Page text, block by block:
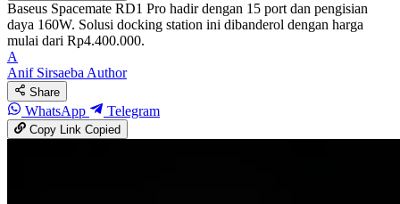
Baseus Spacemate RD1 Pro hadir dengan 15 port dan pengisian
daya 160W. Solusi docking station ini dibanderol dengan harga
mulai dari Rp4.400.000.
A
Anif SirsaebaAuthor
Share
WhatsApp Telegram
Copy LinkCopied